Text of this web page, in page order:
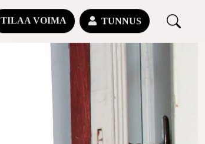
TILAA VOIMA TUNNUS